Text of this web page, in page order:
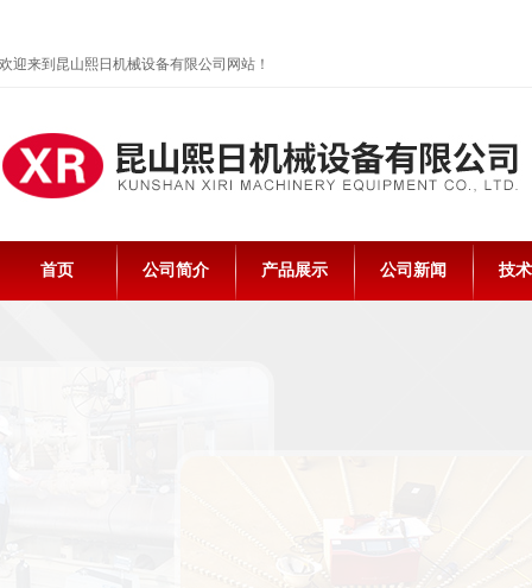
欢迎来到昆山熙日机械设备有限公司网站！
首页 公司简介 产品展示 公司新闻 技